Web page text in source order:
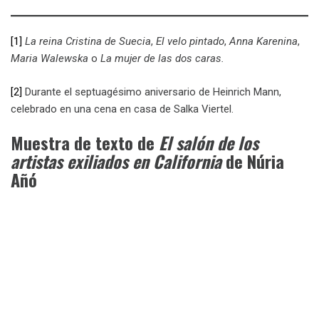
[1] La reina Cristina de Suecia, El velo pintado,Anna Karenina,
Maria Walewska o La mujer de las dos caras.
[2] Durante el septuagésimo aniversario de Heinrich Mann,
celebrado en una cena en casa de Salka Viertel.
Muestra de texto de El salón de los
artistas exiliados en Californiade Núria
Añó